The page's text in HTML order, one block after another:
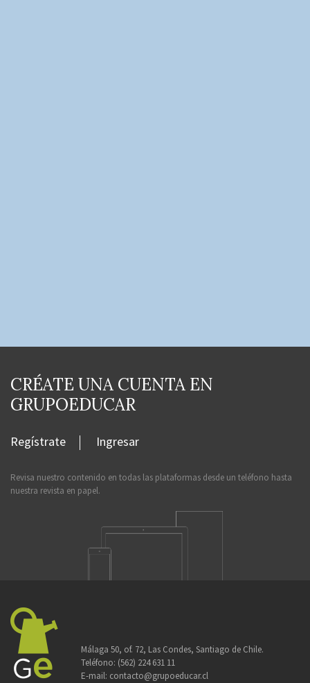
CRÉATE UNA CUENTA EN
GRUPOEDUCAR
Regístrate Ingresar
Revisa nuestro contenido en todas las plataformas desde un teléfono hasta
nuestra revista en papel.
Málaga 50, of. 72, Las Condes, Santiago de Chile.
Teléfono: (562) 224 631 11
E-mail: contacto@grupoeducar.cl